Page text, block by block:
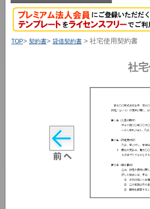
TOP> 契約書> 貸借契約書 > 社宅使用契約書
社